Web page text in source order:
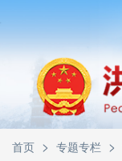
首页 > 专题专栏 >